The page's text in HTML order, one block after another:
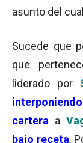
asunto del cual
Sucede que
que
liderado por
cartera a
bajo receta.